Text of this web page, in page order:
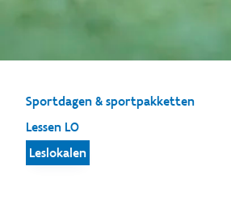
Sportdagen & sportpakketten
Lessen LO
Leslokalen